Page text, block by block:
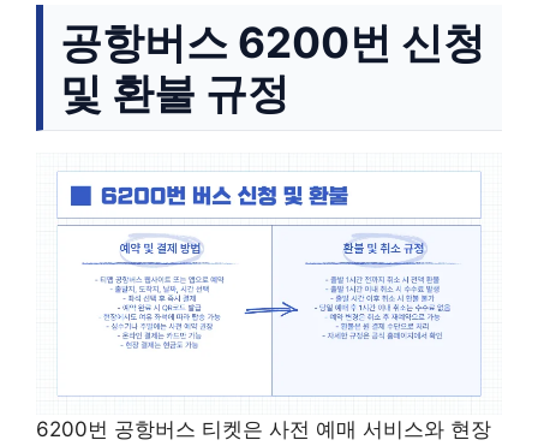
공항버스 6200번 신청
및 환불 규정
6200번 공항버스 티켓은 사전 예매 서비스와 현장